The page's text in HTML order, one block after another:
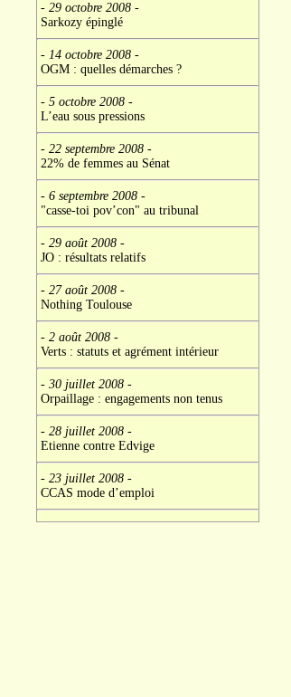
- 29 octobre 2008-
Sarkozy épinglé
- 14 octobre 2008-
OGM : quelles démarches ?
- 5 octobre 2008-
L’eau sous pressions
- 22 septembre 2008-
22% de femmes au Sénat
- 6 septembre 2008-
"casse-toi pov’con" au tribunal
- 29 août 2008-
JO : résultats relatifs
- 27 août 2008-
Nothing Toulouse
- 2 août 2008-
Verts : statuts et agrément intérieur
- 30 juillet 2008-
Orpaillage : engagements non tenus
- 28 juillet 2008-
Etienne contre Edvige
- 23 juillet 2008-
CCAS mode d’emploi